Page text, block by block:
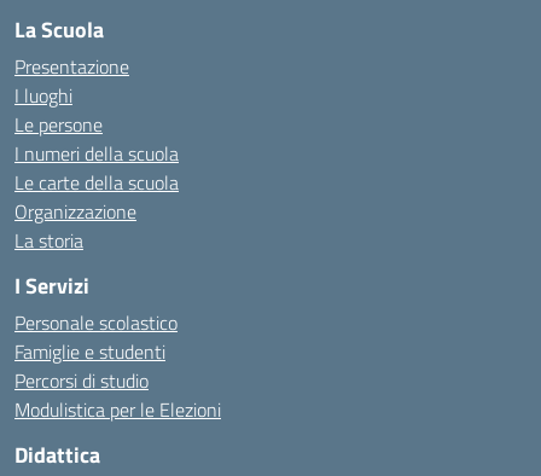
La Scuola
Presentazione
I luoghi
Le persone
I numeri della scuola
Le carte della scuola
Organizzazione
La storia
I Servizi
Personale scolastico
Famiglie e studenti
Percorsi di studio
Modulistica per le Elezioni
Didattica